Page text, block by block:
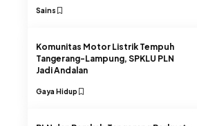
Sains
Komunitas Motor Listrik Tempuh
Tangerang-Lampung, SPKLU PLN
Jadi Andalan
Gaya Hidup